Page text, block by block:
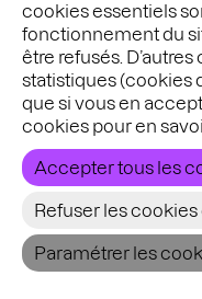
cookies essentiels
fonctionnement du
être refusés.
statistiques (cookies
que si vous en
cookies pour en
Accepter tous les
Refuser les
Paramétrer les
La nuit des
événement